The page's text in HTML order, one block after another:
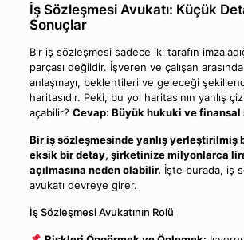
İş Sözleşmesi Avukatı: Küçük
Sonuçlar
Bir iş sözleşmesi sadece iki tarafın
parçası değildir. İşveren ve çalışan
anlaşmayı, beklentileri ve geleceği
haritasıdır. Peki, bu yol haritasının yanlış
açabilir? Cevap: Büyük hukuki ve finansal
Bir iş sözleşmesinde yanlış yerleştirilmiş
eksik bir detay, şirketinize milyonlarca
açılmasına neden olabilir. İşte burada, iş
avukatı devreye girer.
İş Sözleşmesi Avukatının Rolü